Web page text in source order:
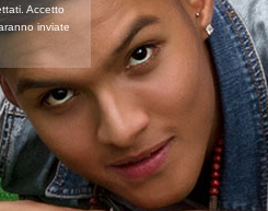
Accetto
inviate